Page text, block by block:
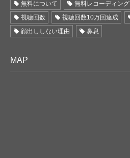
無料について
無料レコーディング
視聴回数
視聴回数10万回達成
顔出ししない理由
鼻息
MAP